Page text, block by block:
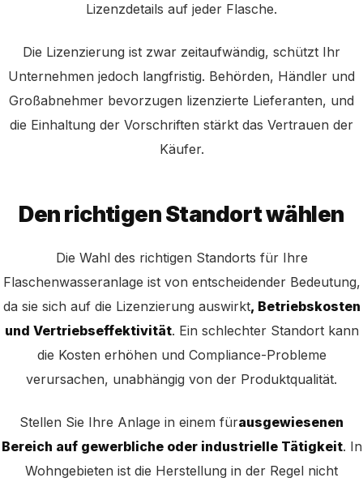
Lizenzdetails auf jeder Flasche.
Die Lizenzierung ist zwar zeitaufwändig, schützt Ihr
Unternehmen jedoch langfristig. Behörden, Händler und
Großabnehmer bevorzugen lizenzierte Lieferanten, und
die Einhaltung der Vorschriften stärkt das Vertrauen der
Käufer.
Den richtigen Standort wählen
Die Wahl des richtigen Standorts für Ihre
Flaschenwasseranlage ist von entscheidender Bedeutung,
da sie sich auf die Lizenzierung auswirkt, Betriebskosten
und Vertriebseffektivität. Ein schlechter Standort kann
die Kosten erhöhen und Compliance-Probleme
verursachen, unabhängig von der Produktqualität.
Stellen Sie Ihre Anlage in einem fürausgewiesenen
Bereich auf gewerbliche oder industrielle Tätigkeit. In
Wohngebieten ist die Herstellung in der Regel nicht